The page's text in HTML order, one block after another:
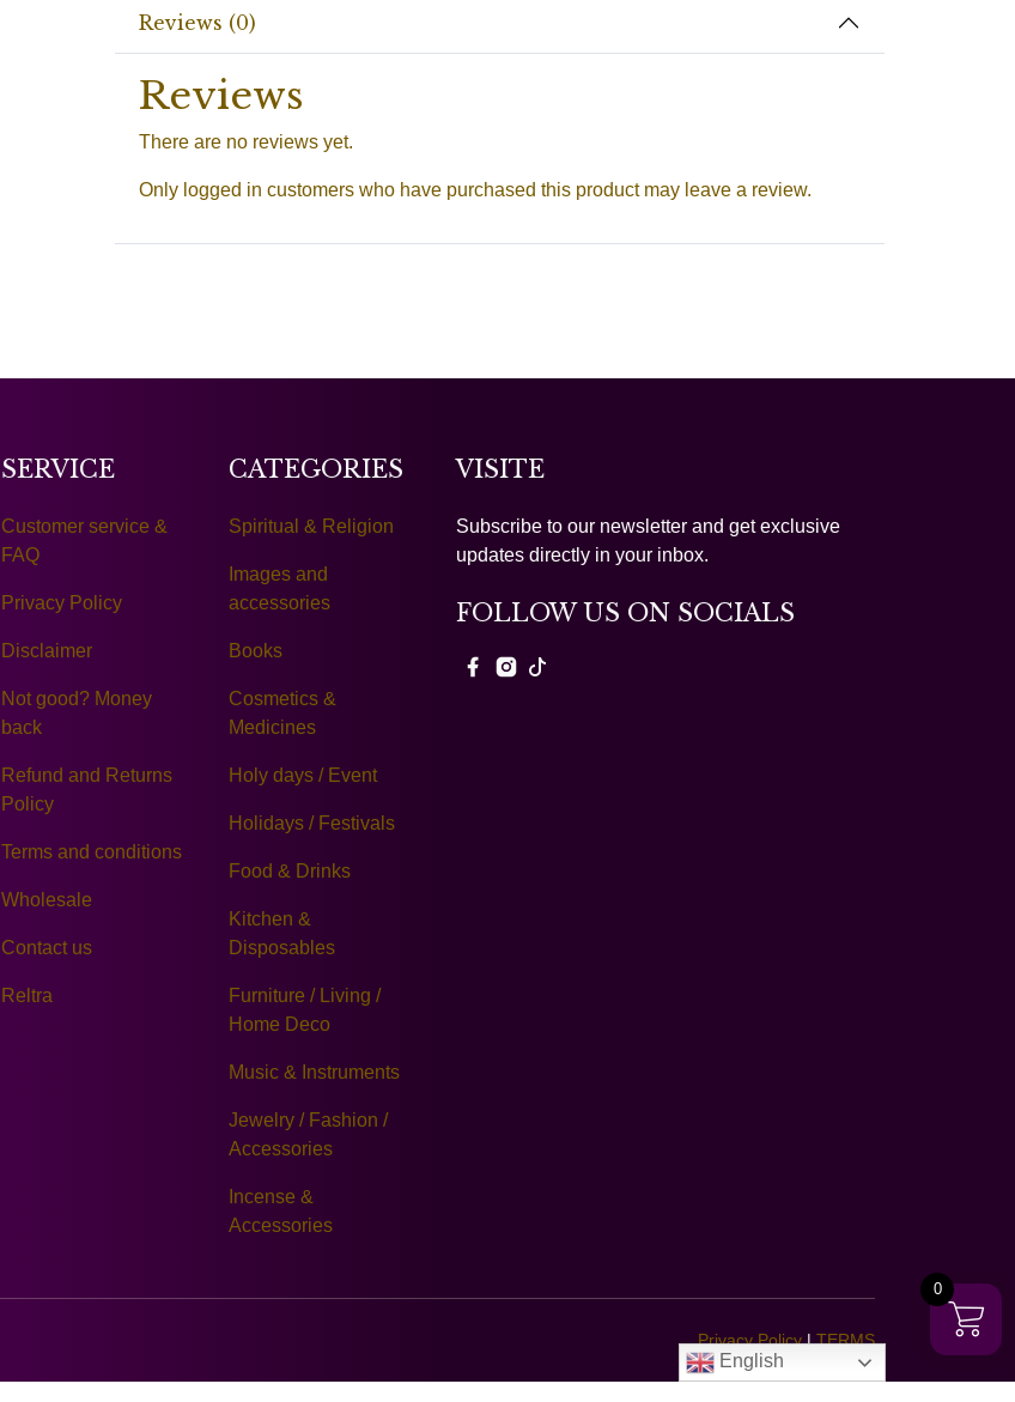
Reviews (0)
Reviews
There are no reviews yet.
Only logged in customers who have purchased this product may leave a review.
SERVICE
Customer service &
FAQ
Privacy Policy
Disclaimer
Not good? Money
back
Refund and Returns
Policy
Terms and conditions
Wholesale
Contact us
Reltra
CATEGORIES
Spiritual & Religion
Images and
accessories
Books
Cosmetics &
Medicines
Holy days / Event
Holidays / Festivals
Food & Drinks
Kitchen &
Disposables
Furniture / Living /
Home Deco
Music & Instruments
Jewelry / Fashion /
Accessories
Incense &
Accessories
VISITE
Subscribe to our newsletter and get exclusive
updates directly in your inbox.
FOLLOW US ON SOCIALS
Privacy Policy|TERMS
English
0